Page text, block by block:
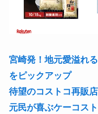
宮崎発！地元愛溢れ
をピックアップ
待望のコストコ再販
元民が喜ぶケーコス